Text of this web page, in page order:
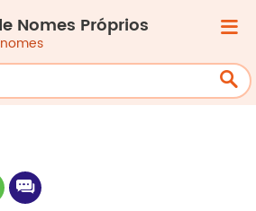
Nomes Próprios